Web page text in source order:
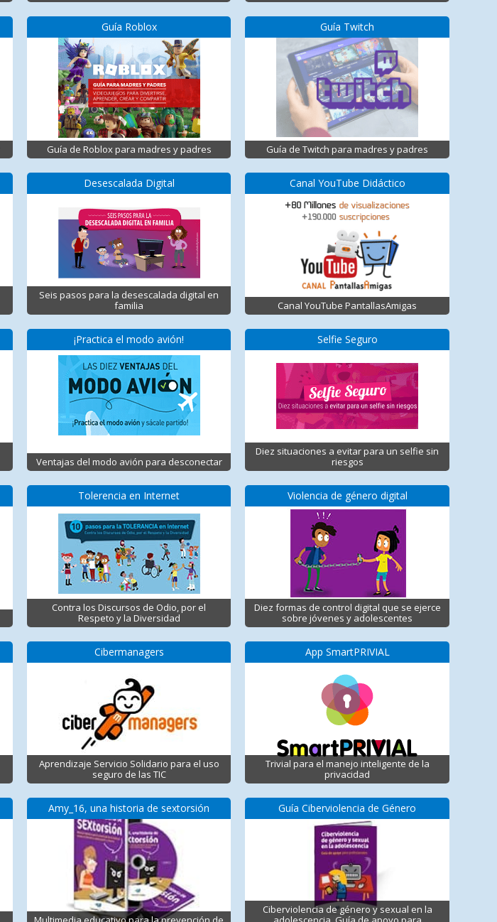
Guía Roblox
Guía de Roblox para madres y padres
Desescalada Digital
Seis pasos para la desescalada digital en
familia
¡Practica el modo avión!
Ventajas del modo avión para desconectar
Tolerencia en Internet
Contra los Discursos de Odio, por el
Respeto y la Diversidad
Cibermanagers
Aprendizaje Servicio Solidario para el uso
seguro de las TIC
Amy_16, una historia de sextorsión
Guía Twitch
Guía de Twitch para madres y padres
Canal YouTube Didáctico
Canal YouTube PantallasAmigas
Selfie Seguro
Diez situaciones a evitar para un selfie sin
riesgos
Violencia de género digital
Diez formas de control digital que se ejerce
sobre jóvenes y adolescentes
App SmartPRIVIAL
Trivial para el manejo inteligente de la
privacidad
Guía Ciberviolencia de Género
Ciberviolencia de género y sexual en la